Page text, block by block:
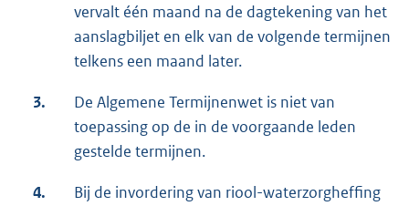
vervalt één maand na de dagtekening van het
aanslagbiljet en elk van de volgende termijnen
telkens een maand later.
3.
De Algemene Termijnenwet is niet van
toepassing op de in de voorgaande leden
gestelde termijnen.
4.
Bij de invordering van riool-waterzorgheffing